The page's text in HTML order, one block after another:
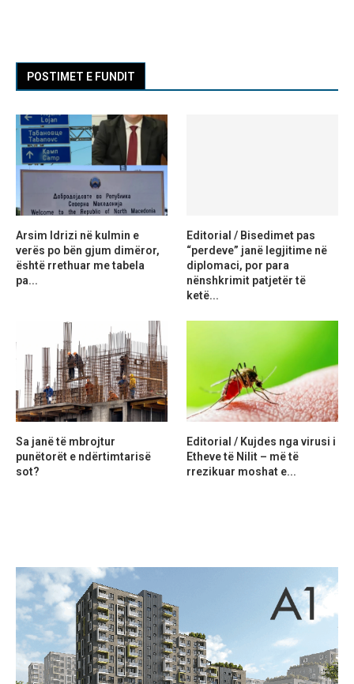
POSTIMET E FUNDIT
Arsim Idrizi në kulmin e
verës po bën gjum dimëror,
është rrethuar me tabela
pa...
Editorial / Bisedimet pas
“perdeve” janë legjitime në
diplomaci, por para
nënshkrimit patjetër të
ketë...
Sa janë të mbrojtur
punëtorët e ndërtimtarisë
sot?
Editorial / Kujdes nga virusi i
Etheve të Nilit – më të
rrezikuar moshat e...